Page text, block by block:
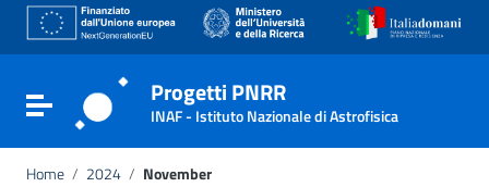
Go to content
Go to the navigation menu
Go to the footer
Toggle navigationProgetti PNRR
INAF - Istituto Nazionale di Astrofisica
Home / 2024 / November